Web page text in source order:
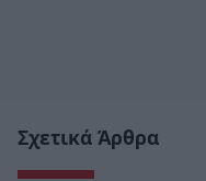
Σχετικά Άρθρα